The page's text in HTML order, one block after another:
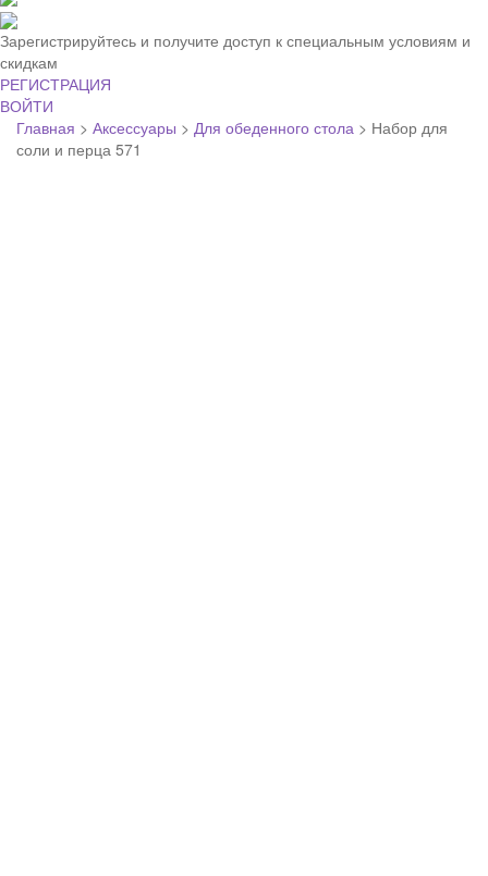
Зарегистрируйтесь и получите доступ к специальным условиям и
скидкам
РЕГИСТРАЦИЯ
ВОЙТИ
Главная > Аксессуары > Для обеденного стола > Набор для
соли и перца 571